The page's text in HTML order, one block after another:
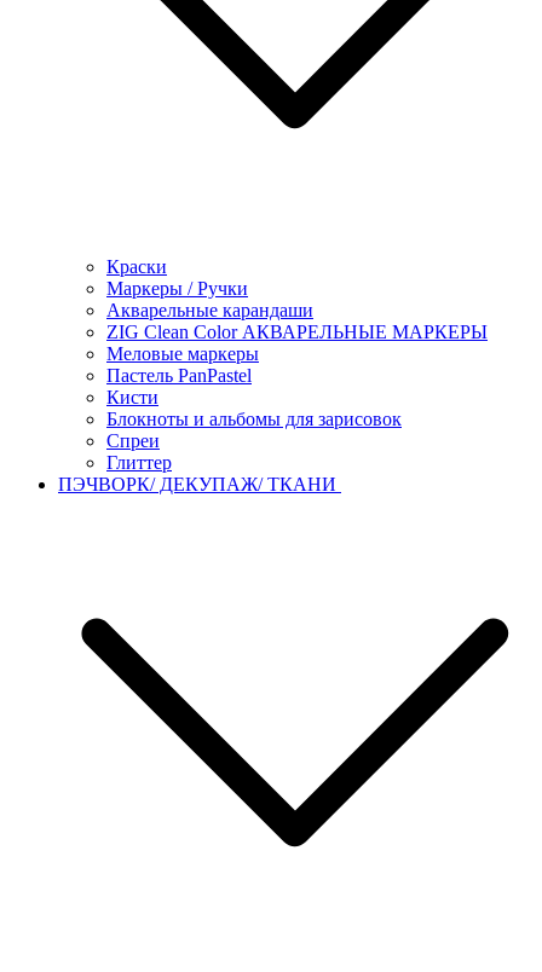
Краски
Маркеры / Ручки
Акварельные карандаши
ZIG Clean Color АКВАРЕЛЬНЫЕ МАРКЕРЫ
Меловые маркеры
Пастель PanPastel
Кисти
Блокноты и альбомы для зарисовок
Спреи
Глиттер
ПЭЧВОРК/ ДЕКУПАЖ/ ТКАНИ